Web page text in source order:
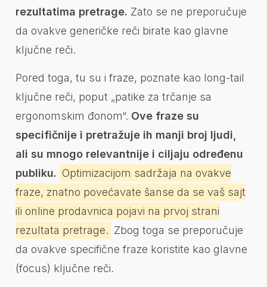
rezultatima pretrage. Zato se ne preporučuje
da ovakve generičke reči birate kao glavne
ključne reči.
Pored toga, tu su i fraze, poznate kao long-tail
ključne reči, poput „patike za trčanje sa
ergonomskim đonom“. Ove fraze su
specifičnije i pretražuje ih manji broj ljudi,
ali su mnogo relevantnije i ciljaju određenu
publiku. Optimizacijom sadržaja na ovakve
fraze, znatno povećavate šanse da se vaš sajt
ili online prodavnica pojavi na prvoj strani
rezultata pretrage. Zbog toga se preporučuje
da ovakve specifične fraze koristite kao glavne
(focus) ključne reči.